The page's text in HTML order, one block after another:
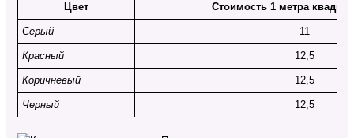
Цвет Стоимость 1 метра
Серый 11
Красный 12,5
Коричневый 12,5
Черный 12,5